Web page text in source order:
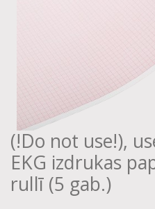
(!Do not use!),
EKG izdrukas
rullī (5 gab.)